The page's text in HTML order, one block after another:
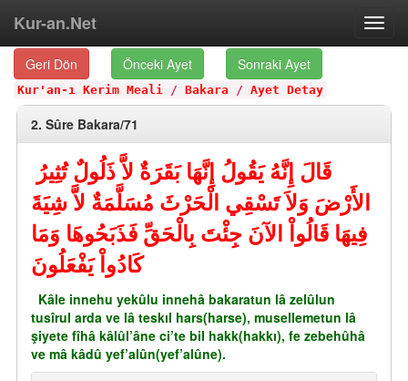
Kur-an.Net
Geri Dön Önceki Ayet Sonraki Ayet
Kur'an-ı Kerim Meali / Bakara / Ayet Detay
2. Sûre Bakara/71
قَالَ إِنَّهُ يَقُولُ إِنَّهَا بَقَرَةٌ لاَّ ذَلُولٌ تُثِيرُ
الأَرْضَ وَلاَ تَسْقِي الْحَرْثَ مُسَلَّمَةٌ لاَّ شِيَةَ
فِيهَا قَالُواْ الآنَ جِئْتَ بِالْحَقِّ فَذَبَحُوهَا وَمَا
كَادُواْ يَفْعَلُونَ
Kâle innehu yekûlu innehâ bakaratun lâ zelûlun
tusîrul arda ve lâ teskıl hars(harse), musellemetun lâ
şiyete fîhâ kâlûl’âne ci’te bil hakk(hakkı), fe zebehûhâ
ve mâ kâdû yef’alûn(yef’alûne).